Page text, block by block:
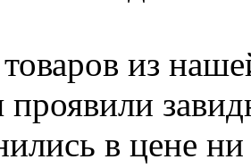
из
проявили
в цене